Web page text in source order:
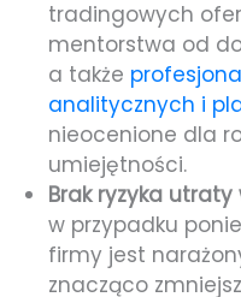
tradingowych
mentorstwa od
a także
analitycznych i
nieocenione dla
umiejętności.
Brak ryzyka utraty
w przypadku
firmy jest
znacząco